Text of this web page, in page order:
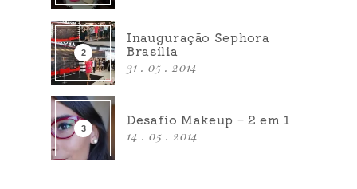
Inauguração Sephora
Brasília
31 . 05 . 2014
Desafio Makeup – 2 em 1
14 . 05 . 2014